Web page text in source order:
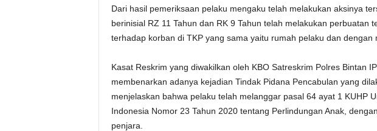
Dari hasil pemeriksaan pelaku mengaku telah melakukan aksinya
berinisial RZ 11 Tahun dan RK 9 Tahun telah melakukan perbuatan
terhadap korban di TKP yang sama yaitu rumah pelaku dan dengan
Kasat Reskrim yang diwakilkan oleh KBO Satreskrim Polres Bintan
membenarkan adanya kejadian Tindak Pidana Pencabulan yang
menjelaskan bahwa pelaku telah melanggar pasal 64 ayat 1 KUHP
Indonesia Nomor 23 Tahun 2020 tentang Perlindungan Anak,
penjara.